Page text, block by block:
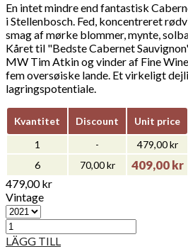
En intet mindre end fantastisk
i Stellenbosch. Fed, koncentreret
smag af mørke blommer, mynte,
Kåret til "Bedste Cabernet
MW Tim Atkin og vinder af Fine
fem oversøiske lande. Et virkeligt
lagringspotentiale.
Kvantitet Discount
Unit price
1
-
479,00 kr
6
70,00 kr 409,00 kr
479,00 kr
Vintage
LÄGG TILL